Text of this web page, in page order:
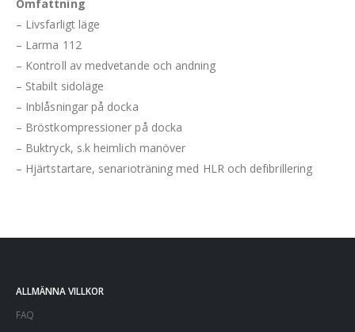
Omfattning
– Livsfarligt läge
– Larma 112
– Kontroll av medvetande och andning
– Stabilt sidoläge
– Inblåsningar på docka
– Bröstkompressioner på docka
– Buktryck, s.k heimlich manöver
– Hjärtstartare, senarioträning med HLR och defibrillering
ALLMÄNNA VILLKOR
FAQ